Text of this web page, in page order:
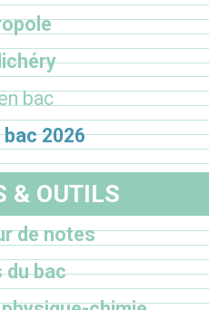
bac
2026
& OUTILS
de notes
du bac